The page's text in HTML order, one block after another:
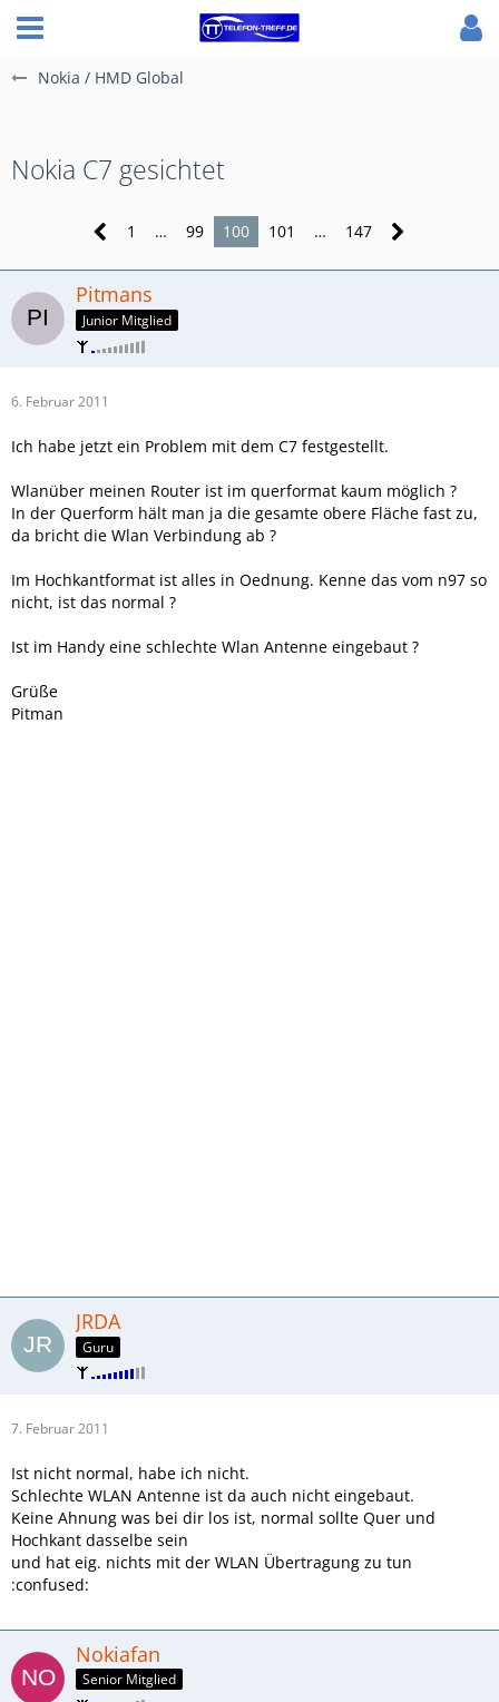
Nokia / HMD Global
Nokia C7 gesichtet
1 … 99 100 101 … 147
Pitmans
Junior Mitglied
6. Februar 2011
Ich habe jetzt ein Problem mit dem C7 festgestellt.
Wlanüber meinen Router ist im querformat kaum möglich ?
In der Querform hält man ja die gesamte obere Fläche fast zu,
da bricht die Wlan Verbindung ab ?
Im Hochkantformat ist alles in Oednung. Kenne das vom n97 so
nicht, ist das normal ?
Ist im Handy eine schlechte Wlan Antenne eingebaut ?
Grüße
Pitman
JRDA
Guru
7. Februar 2011
Ist nicht normal, habe ich nicht.
Schlechte WLAN Antenne ist da auch nicht eingebaut.
Keine Ahnung was bei dir los ist, normal sollte Quer und
Hochkant dasselbe sein
und hat eig. nichts mit der WLAN Übertragung zu tun
:confused:
Nokiafan
Senior Mitglied